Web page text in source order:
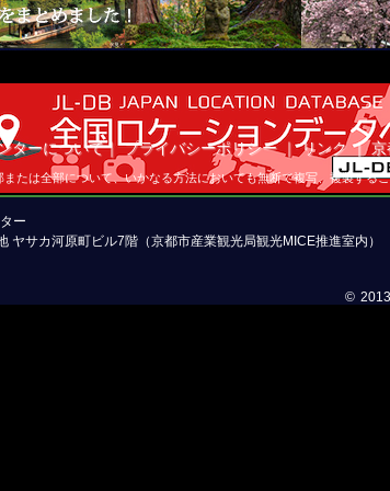
ターについて｜プライバシーポリシー｜リンク ｜京
または全部について、いかなる方法においても無断で複写、複製するこ
ー
サカ河原町ビル7階（京都市産業観光局観光MICE推進室内）
©